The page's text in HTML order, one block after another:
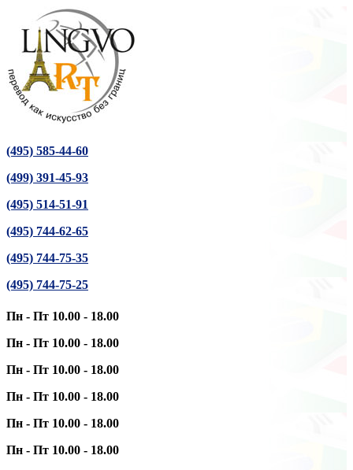
(495) 585-44-60
(499) 391-45-93
(495) 514-51-91
(495) 744-62-65
(495) 744-75-35
(495) 744-75-25
Пн - Пт 10.00 - 18.00
Пн - Пт 10.00 - 18.00
Пн - Пт 10.00 - 18.00
Пн - Пт 10.00 - 18.00
Пн - Пт 10.00 - 18.00
Пн - Пт 10.00 - 18.00